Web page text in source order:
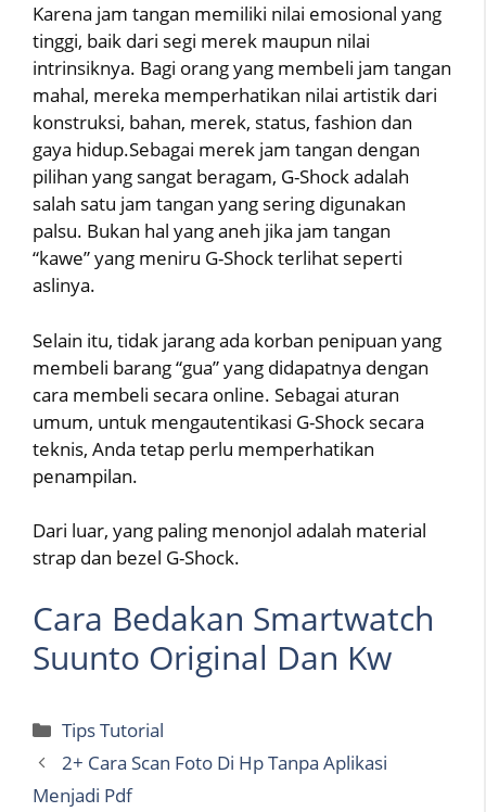
Karena jam tangan memiliki nilai emosional yang
tinggi, baik dari segi merek maupun nilai
intrinsiknya. Bagi orang yang membeli jam tangan
mahal, mereka memperhatikan nilai artistik dari
konstruksi, bahan, merek, status, fashion dan
gaya hidup.Sebagai merek jam tangan dengan
pilihan yang sangat beragam, G-Shock adalah
salah satu jam tangan yang sering digunakan
palsu. Bukan hal yang aneh jika jam tangan
“kawe” yang meniru G-Shock terlihat seperti
aslinya.
Selain itu, tidak jarang ada korban penipuan yang
membeli barang “gua” yang didapatnya dengan
cara membeli secara online. Sebagai aturan
umum, untuk mengautentikasi G-Shock secara
teknis, Anda tetap perlu memperhatikan
penampilan.
Dari luar, yang paling menonjol adalah material
strap dan bezel G-Shock.
Cara Bedakan Smartwatch
Suunto Original Dan Kw
Categories
Tips Tutorial
2+ Cara Scan Foto Di Hp Tanpa Aplikasi
Menjadi Pdf